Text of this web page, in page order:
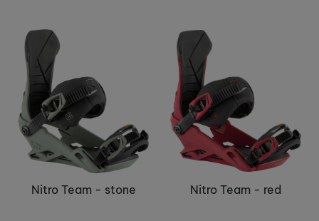
Nitro Team - stone Nitro Team - red